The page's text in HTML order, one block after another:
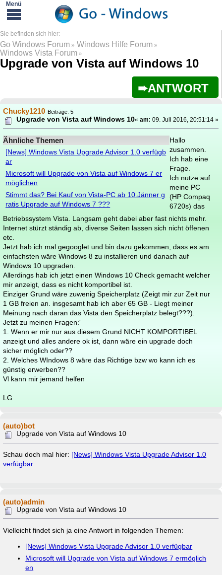
Go Windows Forum » Windows Hilfe Forum »
Windows Vista Forum »
Upgrade von Vista auf Windows 10
ANTWORT
Chucky1210 Beiträge: 5
Upgrade von Vista auf Windows 10«am: 09. Juli 2016, 20:51:14 »
Ähnliche Themen
[News] Windows Vista Upgrade Advisor 1.0 verfügb
ar
Microsoft will Upgrade von Vista auf Windows 7 er
möglichen
Stimmt das? Bei Kauf von Vista-PC ab 10.Jänner g
ratis Upgrade auf Windows 7 ???
Hallo
zusammen.
Ich hab eine
Frage.
Ich nutze auf
meine PC
(HP Compaq
6720s) das
Betriebssystem Vista. Langsam geht dabei aber fast nichts mehr.
Internet stürzt ständig ab, diverse Seiten lassen sich nicht öffenen
etc.
Jetzt hab ich mal gegooglet und bin dazu gekommen, dass es am
einfachsten wäre Windows 8 zu installieren und danach auf
Windows 10 upgraden.
Allerdings hab ich jetzt einen Windows 10 Check gemacht welcher
mir anzeigt, dass es nicht komportibel ist.
Einziger Grund wäre zuwenig Speicherplatz (Zeigt mir zur Zeit nur
1 GB freien an. insgesamt hab ich aber 65 GB - Liegt meiner
Meinung nach daran das Vista den Speicherplatz belegt???).
Jetzt zu meinen Fragen:'
1. Wenn er mir nur aus diesem Grund NICHT KOMPORTIBEL
anzeigt und alles andere ok ist, dann wäre ein upgrade doch
sicher möglich oder??
2. Welches WIndows 8 wäre das Richtige bzw wo kann ich es
günstig erwerben??
Vl kann mir jemand helfen
LG
(auto)bot
Upgrade von Vista auf Windows 10
Schau doch mal hier: [News] Windows Vista Upgrade Advisor 1.0
verfügbar
(auto)admin
Upgrade von Vista auf Windows 10
Vielleicht findet sich ja eine Antwort in folgenden Themen:
[News] Windows Vista Upgrade Advisor 1.0 verfügbar
Microsoft will Upgrade von Vista auf Windows 7 ermöglich
en